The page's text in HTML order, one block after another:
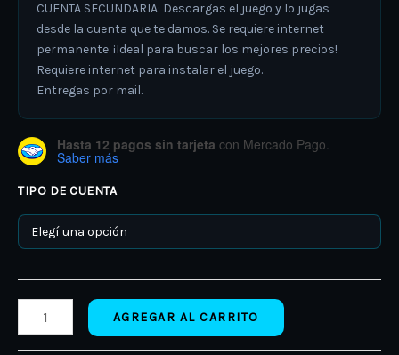
CUENTA SECUNDARIA: Descargas el juego y lo jugas
desde la cuenta que te damos. Se requiere internet
permanente. ¡Ideal para buscar los mejores precios!
Requiere internet para instalar el juego.
Entregas por mail.
Hasta 12 pagos sin tarjeta con Mercado Pago.
Saber más
TIPO DE CUENTA
AGREGAR AL CARRITO